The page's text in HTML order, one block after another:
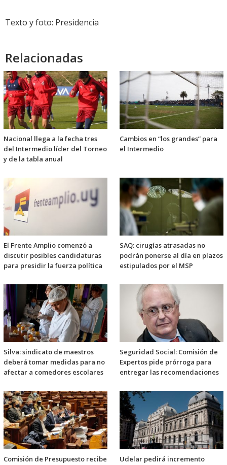
Texto y foto: Presidencia
Relacionadas
Nacional llega a la fecha tres
del Intermedio líder del Torneo
y de la tabla anual
Cambios en “los grandes” para
el Intermedio
El Frente Amplio comenzó a
discutir posibles candidaturas
para presidir la fuerza política
SAQ: cirugías atrasadas no
podrán ponerse al día en plazos
estipulados por el MSP
Silva: sindicato de maestros
deberá tomar medidas para no
afectar a comedores escolares
Seguridad Social: Comisión de
Expertos pide prórroga para
entregar las recomendaciones
Comisión de Presupuesto recibe
Udelar pedirá incremento